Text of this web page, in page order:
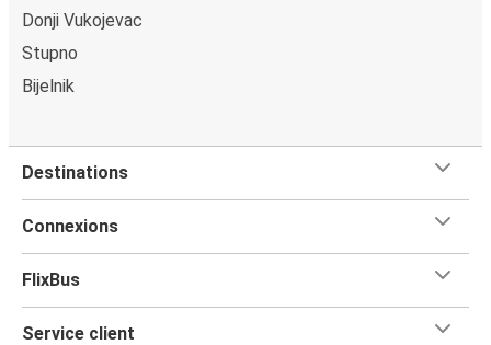
Donji Vukojevac
Stupno
Bijelnik
Destinations
Connexions
FlixBus
Service client